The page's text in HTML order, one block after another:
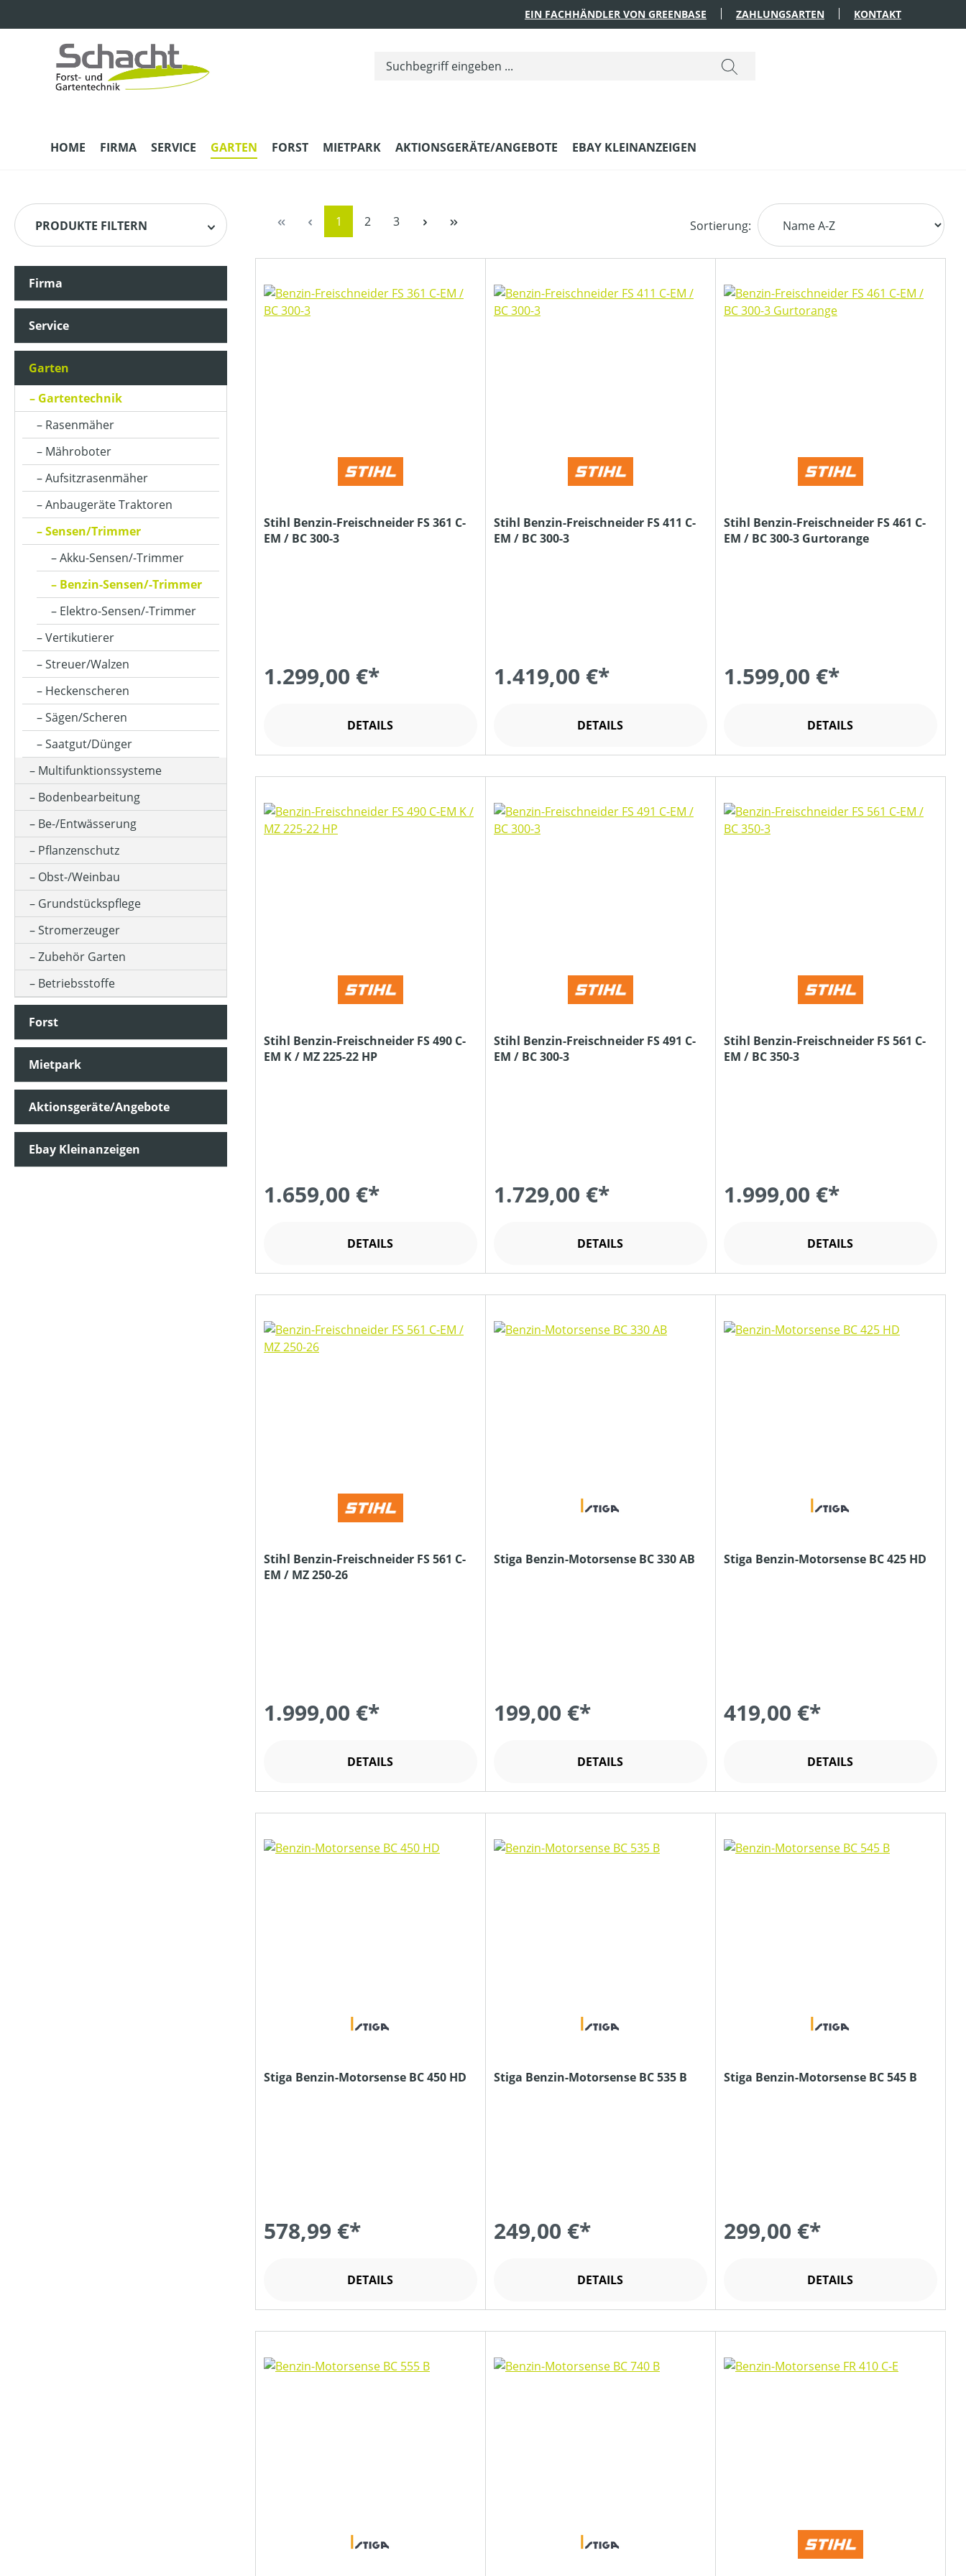
EIN FACHHÄNDLER VON GREENBASE ZAHLUNGSARTEN KONTAKT
HOME FIRMA SERVICE GARTEN FORST MIETPARK AKTIONSGERÄTE/ANGEBOTE EBAY KLEINANZEIGEN
PRODUKTE FILTERN
HERSTELLER
ARBEITSBREITE (IN CM)
BETRIEBSART
FARBE (GERÄT)
HUBRAUM (IN CM³)
KLASSIFIZIERUNG
MESSERANZAHL
MOTORLEISTUNG (IN PS)
MOTORLEISTUNG (IN UMDREHUNGEN/MIN)
MOTORLEISTUNG (IN WATT)
MOTORLEISTUNG (IN KW)
MOTORTYP (HERSTELLERBEZEICHNUNG)
MÄHWERKTYP
SCHALLDRUCKPEGEL AM OHR (IN DB(A))
SCHALLLEISTUNGSPEGEL (IN DB(A))
SCHNEIDWERKZEUG
SEILDURCHMESSER (IN MM)
Firma
Service
Garten
Gartentechnik
Rasenmäher
Mähroboter
Aufsitzrasenmäher
Anbaugeräte Traktoren
Sensen/Trimmer
Akku-Sensen/-Trimmer
Benzin-Sensen/-Trimmer
Elektro-Sensen/-Trimmer
Vertikutierer
Streuer/Walzen
Heckenscheren
Sägen/Scheren
Saatgut/Dünger
Multifunktionssysteme
Bodenbearbeitung
Be-/Entwässerung
Pflanzenschutz
Obst-/Weinbau
Grundstückspflege
Stromerzeuger
Zubehör Garten
Betriebsstoffe
Forst
Mietpark
Aktionsgeräte/Angebote
Ebay Kleinanzeigen
Seite
1 Seite
2 Seite
3 Sortierung:
Stihl Benzin-Freischneider FS 361 C-
EM / BC 300-3
1.299,00 €*
DETAILS
Stihl Benzin-Freischneider FS 411 C-
EM / BC 300-3
1.419,00 €*
DETAILS
Stihl Benzin-Freischneider FS 461 C-
EM / BC 300-3 Gurtorange
1.599,00 €*
DETAILS
Stihl Benzin-Freischneider FS 490 C-
EM K / MZ 225-22 HP
1.659,00 €*
DETAILS
Stihl Benzin-Freischneider FS 491 C-
EM / BC 300-3
1.729,00 €*
DETAILS
Stihl Benzin-Freischneider FS 561 C-
EM / BC 350-3
1.999,00 €*
DETAILS
Stihl Benzin-Freischneider FS 561 C-
EM / MZ 250-26
1.999,00 €*
DETAILS
Stiga Benzin-Motorsense BC 330 AB
199,00 €*
DETAILS
Stiga Benzin-Motorsense BC 425 HD
419,00 €*
DETAILS
Stiga Benzin-Motorsense BC 450 HD
578,99 €*
DETAILS
Stiga Benzin-Motorsense BC 535 B
249,00 €*
DETAILS
Stiga Benzin-Motorsense BC 545 B
299,00 €*
DETAILS